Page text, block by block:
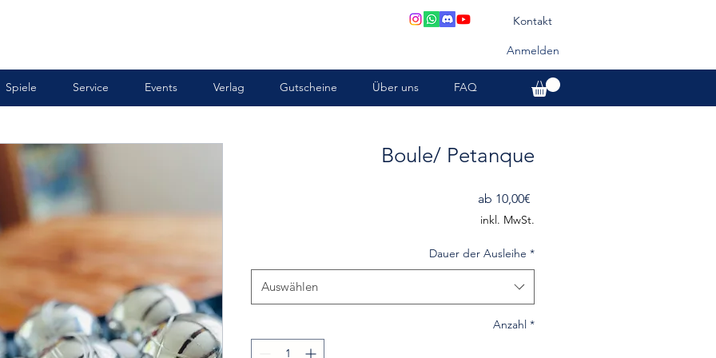
Spiele Service Events Verlag Gutscheine Über uns FAQ
Anmelden
Kontakt
Boule/ Petanque
ab 10,00€
inkl. MwSt.
Dauer der Ausleihe *
Auswählen
Anzahl *